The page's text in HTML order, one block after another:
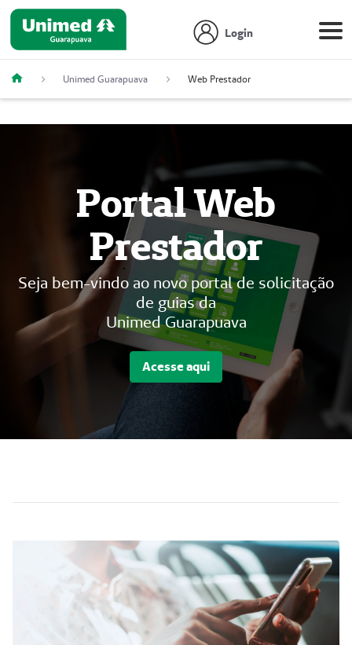
Login
Unimed Guarapuava Web Prestador
Portal Web
Prestador
Seja bem-vindo ao novo portal de solicitação
de guias da
Unimed Guarapuava
Acesse aqui